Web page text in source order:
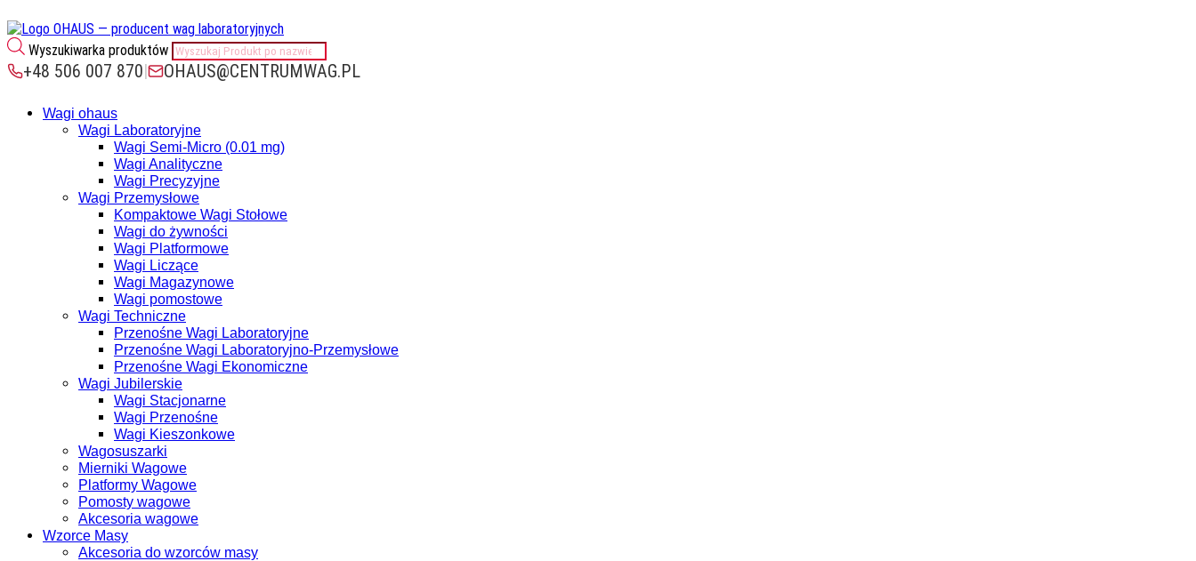
Wyszukiwarka produktów
+48 506 007 870| OHAUS@CENTRUMWAG.PL
Wagi ohaus
Wagi Laboratoryjne
Wagi Semi-Micro (0.01 mg)
Wagi Analityczne
Wagi Precyzyjne
Wagi Przemysłowe
Kompaktowe Wagi Stołowe
Wagi do żywności
Wagi Platformowe
Wagi Liczące
Wagi Magazynowe
Wagi pomostowe
Wagi Techniczne
Przenośne Wagi Laboratoryjne
Przenośne Wagi Laboratoryjno-Przemysłowe
Przenośne Wagi Ekonomiczne
Wagi Jubilerskie
Wagi Stacjonarne
Wagi Przenośne
Wagi Kieszonkowe
Wagosuszarki
Mierniki Wagowe
Platformy Wagowe
Pomosty wagowe
Akcesoria wagowe
Wzorce Masy
Akcesoria do wzorców masy